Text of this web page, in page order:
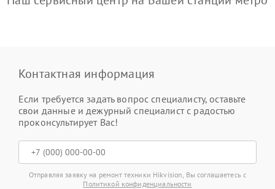
Контактная информация
Если требуется задать вопрос специалисту, оставьте
свои данные и дежурный специалист с радостью
проконсультирует Вас!
Отправляя заявку на ремонт техники Hikvision, Вы соглашаетесь с
Политикой конфиденциальности